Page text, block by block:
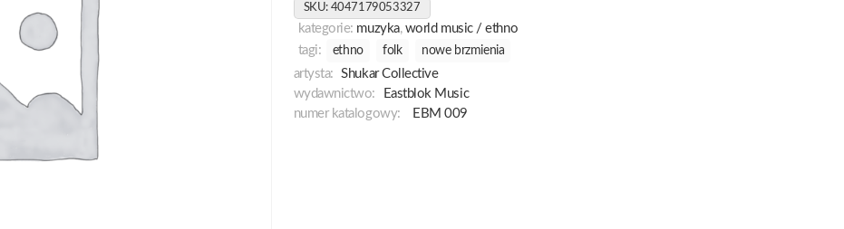
SKU: 4047179053327
kategorie: muzyka, world music / ethno
tagi:
ethno folk nowe brzmienia
artysta:
Shukar Collective
wydawnictwo:
Eastblok Music
numer katalogowy:
EBM 009